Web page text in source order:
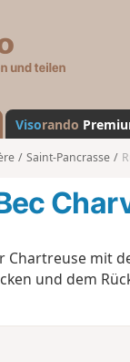
a
n
d
Visorando
Saint-Pancrasse
mit
und dem